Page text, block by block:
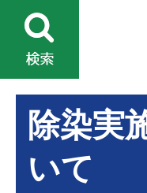
除染実
いて